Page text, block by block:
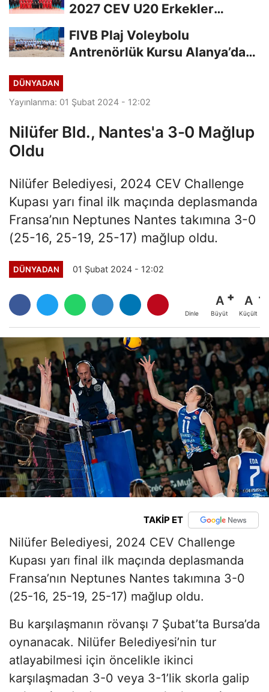
2027 CEV U20 Erkekler
FIVB Plaj Voleybolu
Antrenörlük Kursu Alanya’da
DÜNYADAN
Yayınlanma: 01 Şubat 2024 - 12:02
Nilüfer Bld., Nantes'a 3-0 Mağlup
Oldu
Nilüfer Belediyesi, 2024 CEV Challenge
Kupası yarı final ilk maçında deplasmanda
Fransa’nın Neptunes Nantes takımına 3-0
(25-16, 25-19, 25-17) mağlup oldu.
DÜNYADAN 01 Şubat 2024 - 12:02
Dinle
A
Büyüt
A
Küçült
TAKİP ET
Nilüfer Belediyesi, 2024 CEV Challenge
Kupası yarı final ilk maçında deplasmanda
Fransa’nın Neptunes Nantes takımına 3-0
(25-16, 25-19, 25-17) mağlup oldu.
Bu karşılaşmanın rövanşı 7 Şubat’ta Bursa’da
oynanacak. Nilüfer Belediyesi’nin tur
atlayabilmesi için öncelikle ikinci
karşılaşmadan 3-0 veya 3-1’lik skorla galip